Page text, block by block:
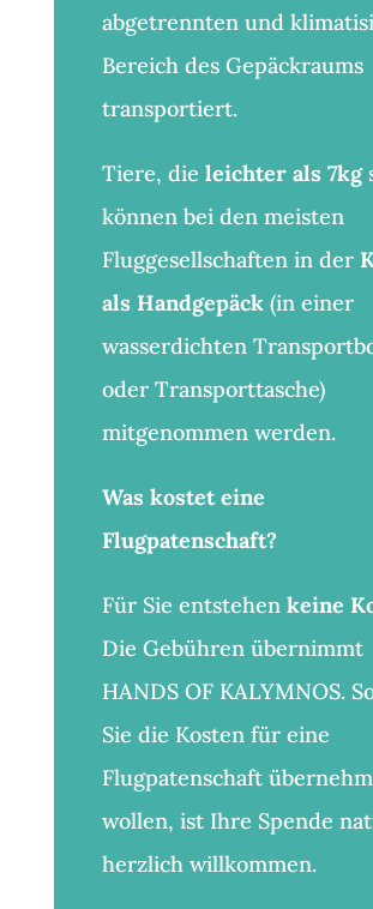
abgetrennten und
Bereich des Gepäckraums
transportiert.
Tiere, die leichter als 7kg
können bei den meisten
Fluggesellschaften in der
als Handgepäck (in einer
wasserdichten
oder Transporttasche)
mitgenommen werden.
Was kostet eine
Flugpatenschaft?
Für Sie entstehen keine
Die Gebühren übernimmt
HANDS OF KALYMNOS.
Sie die Kosten für eine
Flugpatenschaft
wollen, ist Ihre Spende
herzlich willkommen.